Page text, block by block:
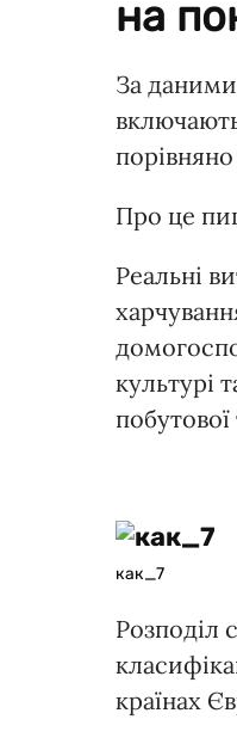
на
За
Про це
Реальні
культурі
как_7
Розподіл
країнах